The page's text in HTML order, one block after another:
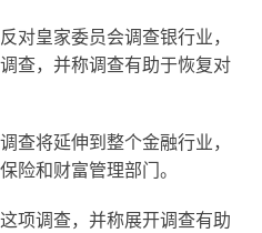
对皇家委员会调查银行业，
查，并称调查有助于恢复对
查将延伸到整个金融行业，
险和财富管理部门。
项调查，并称展开调查有助